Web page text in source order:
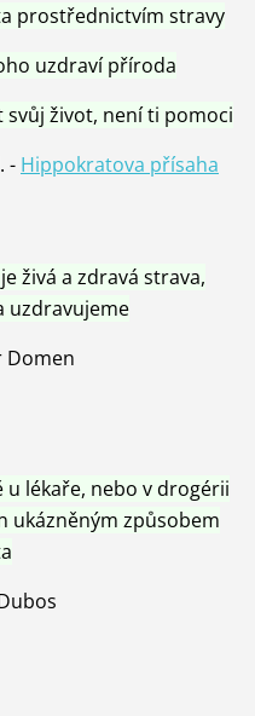
prostřednictvím stravy
uzdraví příroda
život, není ti pomoci
- Hippokratova přísaha
živá a zdravá strava,
uzdravujeme
Domen
u lékaře, nebo v drogérii
ukázněným způsobem